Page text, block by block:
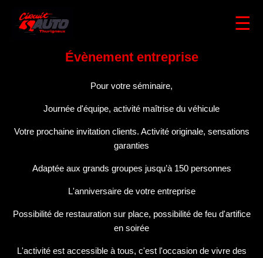
☰
Évènement entreprise
Pour votre séminaire,
Journée d'équipe, activité maîtrise du véhicule
Votre prochaine invitation clients. Activité originale, sensations
garanties
Adaptée aux grands groupes jusqu’à 150 personnes
L'anniversaire de votre entreprise
Possibilité de restauration sur place, possibilité de feu d'artifice
en soirée
L'activité est accessible à tous, c'est l'occasion de vivre des